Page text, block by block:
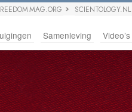
MAG.ORG SCIENTOLOGY.NL
Samenleving Video’s